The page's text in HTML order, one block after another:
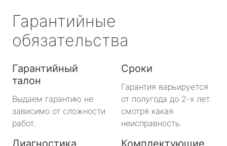
Гарантийные
обязательства
Гарантийный
талон
Выдаем гарантию не
зависимо от сложности
работ.
Сроки
Гарантия варьируется
от полугода до 2-х лет
смотря какая
неисправность.
Диагностика Комплектующие